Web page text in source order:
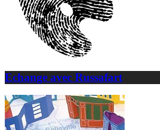
Echange avec Russafart